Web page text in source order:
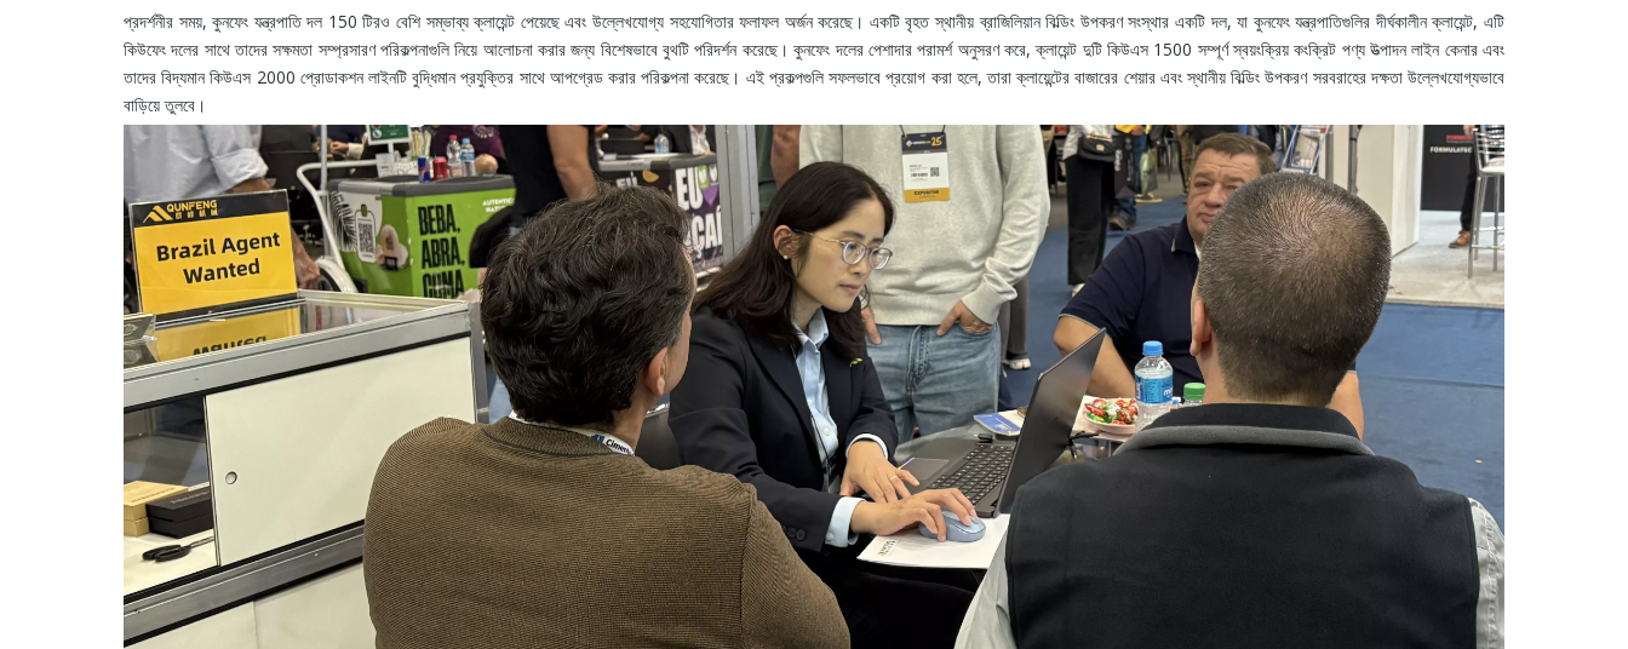
প্রদর্শনীর সময়, কুনফেং যন্ত্রপাতি দল 150 টিরও বেশি সম্ভাব্য ক্লায়েন্ট পেয়েছে এবং উল্লেখযোগ্য সহযোগিতার ফলাফল অর্জন করেছে। একটি বৃহত স্থানীয় ব্রাজিলিয়ান বিল্ডিং উপকরণ সংস্থার একটি দল, যা কুনফেং যন্ত্রপাতিগুলির দীর্ঘকালীন ক্লায়েন্ট, এটি
কিউফেং দলের সাথে তাদের সক্ষমতা সম্প্রসারণ পরিকল্পনাগুলি নিয়ে আলোচনা করার জন্য বিশেষভাবে বুথটি পরিদর্শন করেছে। কুনফেং দলের পেশাদার পরামর্শ অনুসরণ করে, ক্লায়েন্ট দুটি কিউএস 1500 সম্পূর্ণ স্বয়ংক্রিয় কংক্রিট পণ্য উত্পাদন লাইন কেনার এবং
তাদের বিদ্যমান কিউএস 2000 প্রোডাকশন লাইনটি বুদ্ধিমান প্রযুক্তির সাথে আপগ্রেড করার পরিকল্পনা করেছে। এই প্রকল্পগুলি সফলভাবে প্রয়োগ করা হলে, তারা ক্লায়েন্টের বাজারের শেয়ার এবং স্থানীয় বিল্ডিং উপকরণ সরবরাহের দক্ষতা উল্লেখযোগ্যভাবে
বাড়িয়ে তুলবে।